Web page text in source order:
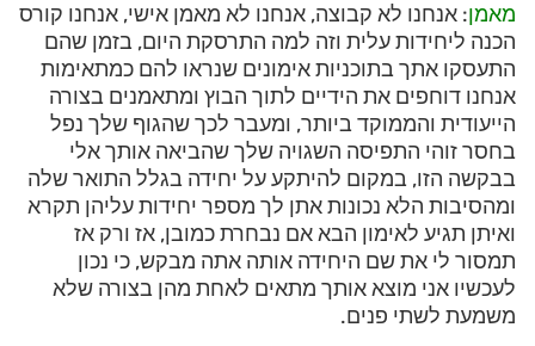
מאמן: אנחנו לא קבוצה, אנחנו לא מאמן אישי, אנחנו קורס
הכנה ליחידות עלית וזה למה התרסקת היום, בזמן שהם
התעסקו אתך בתוכניות אימונים שנראו להם כמתאימות
אנחנו דוחפים את הידיים לתוך הבוץ ומתאמנים בצורה
הייעודית והממוקד ביותר, ומעבר לכך שהגוף שלך נפל
בחסר זוהי התפיסה השגויה שלך שהביאה אותך אלי
בבקשה הזו, במקום להיתקע על יחידה בגלל התואר שלה
ומהסיבות הלא נכונות אתן לך מספר יחידות עליהן תקרא
ואיתן תגיע לאימון הבא אם נבחרת כמובן, אז ורק אז
תמסור לי את שם היחידה אותה אתה מבקש, כי נכון
לעכשיו אני מוצא אותך מתאים לאחת מהן בצורה שלא
משמעת לשתי פנים.